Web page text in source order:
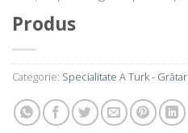
Produs
Categorie: Specialitate A Turk - Grătar